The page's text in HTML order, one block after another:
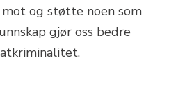
og støtte noen som
gjør oss bedre